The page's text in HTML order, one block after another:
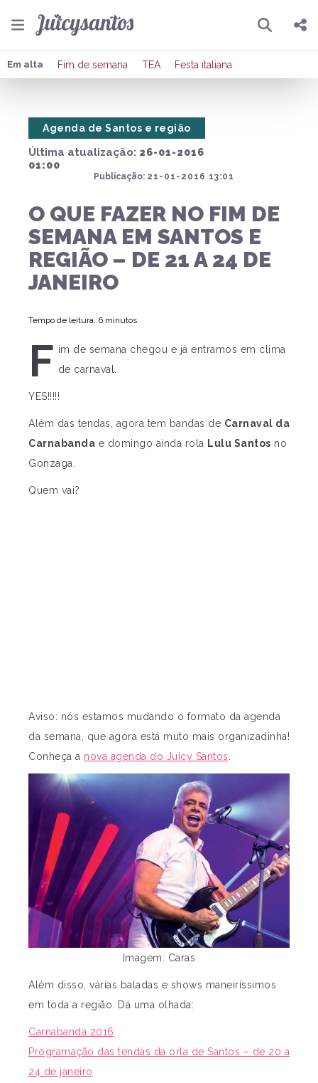
Pesquisar
Compartilhar
Em alta Fim de semana TEA Festa italiana
Última atualização: 26-01-2016
01:00
Publicação: 21-01-2016 13:01
Agenda de Santos e região
O QUE FAZER NO FIM DE
SEMANA EM SANTOS E
REGIÃO – DE 21 A 24 DE
JANEIRO
Tempo de leitura: 6 minutos
F im de semana chegou e já entramos em clima
de carnaval.
YES!!!!!
Além das tendas, agora tem bandas de Carnaval da
Carnabanda e domingo ainda rola Lulu Santos no
Gonzaga.
Quem vai?
Aviso: nós estamos mudando o formato da agenda
da semana, que agora está muto mais organizadinha!
Conheça a nova agenda do Juicy Santos
Imagem: Caras
Além disso, várias baladas e shows maneiríssimos
em toda a região. Dá uma olhada:
Carnabanda 2016
Programação das tendas da orla de Santos – de 20 a
24 de janeiro